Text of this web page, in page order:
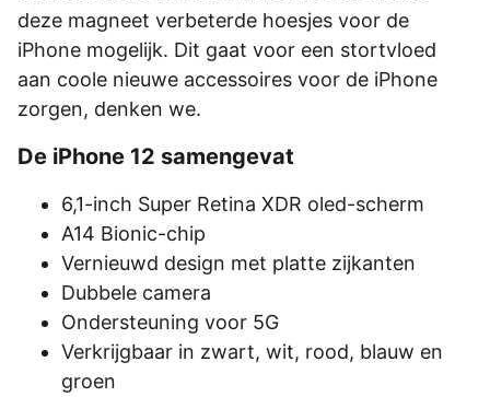
deze magneet verbeterde hoesjes voor de
iPhone mogelijk. Dit gaat voor een stortvloed
aan coole nieuwe accessoires voor de iPhone
zorgen, denken we.
De iPhone 12 samengevat
6,1-inch Super Retina XDR oled-scherm
A14 Bionic-chip
Vernieuwd design met platte zijkanten
Dubbele camera
Ondersteuning voor 5G
Verkrijgbaar in zwart, wit, rood, blauw en
groen